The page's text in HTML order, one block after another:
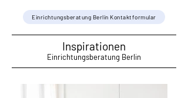
Einrichtungsberatung Berlin Kontaktformular
Inspirationen
Einrichtungsberatung Berlin